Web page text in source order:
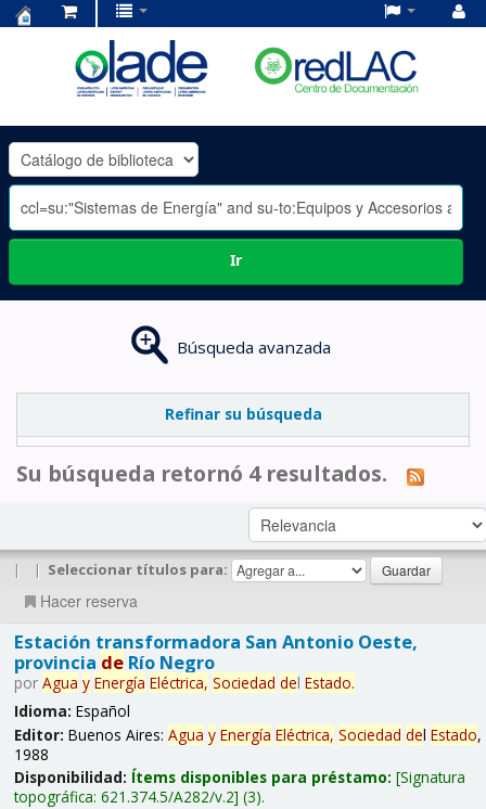
OLADE
-
Ir
Búsqueda avanzada
Refinar su búsqueda
Su búsqueda retornó 4 resultados.
| | Seleccionar títulos para:
Hacer reserva
Estación transformadora San Antonio Oeste,
provincia deRío Negro
por Agua y Energía Eléctrica, Sociedad del Estado.
Idioma: Español
Editor: Buenos Aires: Agua y Energía Eléctrica, Sociedad del Estado,
1988
Disponibilidad: Ítems disponibles para préstamo: Signatura
topográfica: 621.374.5/A282/v.2 (3).